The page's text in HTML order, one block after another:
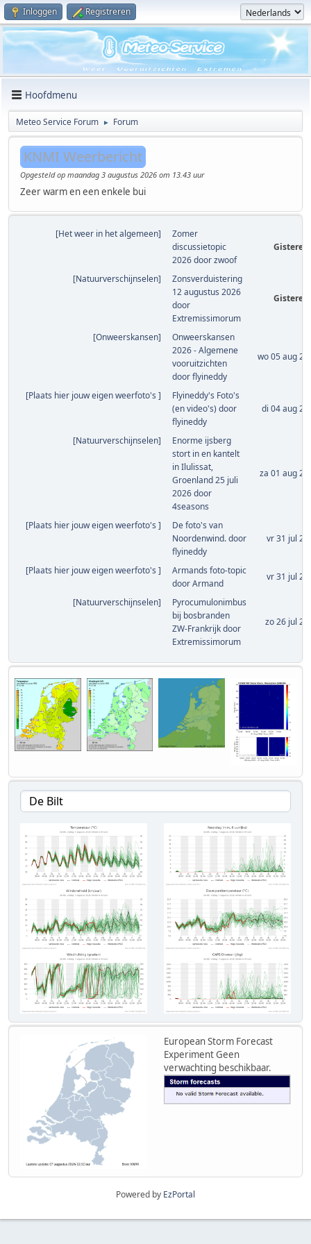
Inloggen Registreren
Hoofdmenu
Meteo Service Forum ► Forum
KNMI Weerbericht
Opgesteld op maandag 3 augustus 2026 om 13.43 uur
Zeer warm en een enkele bui
[Het weer in het algemeen]
Zomer
discussietopic
2026doorzwoof
Gisteren
[Natuurverschijnselen]
Zonsverduistering
12 augustus 2026
door
Extremissimorum
Gisteren
[Onweerskansen]
Onweerskansen
2026 - Algemene
vooruitzichten
doorflyineddy
wo 05 aug
[Plaats hier jouw eigen weerfoto's ]
Flyineddy's Foto's
(en video's) door
flyineddy
di 04 aug
[Natuurverschijnselen]
Enorme ijsberg
stort in en kantelt
in Ilulissat,
Groenland 25 juli
2026door
4seasons
za 01 aug
[Plaats hier jouw eigen weerfoto's ]
De foto's van
Noordenwind.door
flyineddy
vr 31 jul
[Plaats hier jouw eigen weerfoto's ]
Armands foto-topic
doorArmand
vr 31 jul
[Natuurverschijnselen]
Pyrocumulonimbus
bij bosbranden
ZW-Frankrijkdoor
Extremissimorum
zo 26 jul
European Storm Forecast
ExperimentGeen
verwachting beschikbaar.
Powered by EzPortal